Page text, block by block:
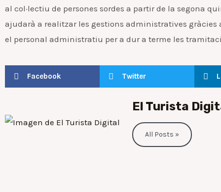
al col·lectiu de persones sordes a partir de la segona
ajudarà a realitzar les gestions administratives
el personal administratiu per a dur a terme les
Facebook Twitter
El Turista
All Posts »